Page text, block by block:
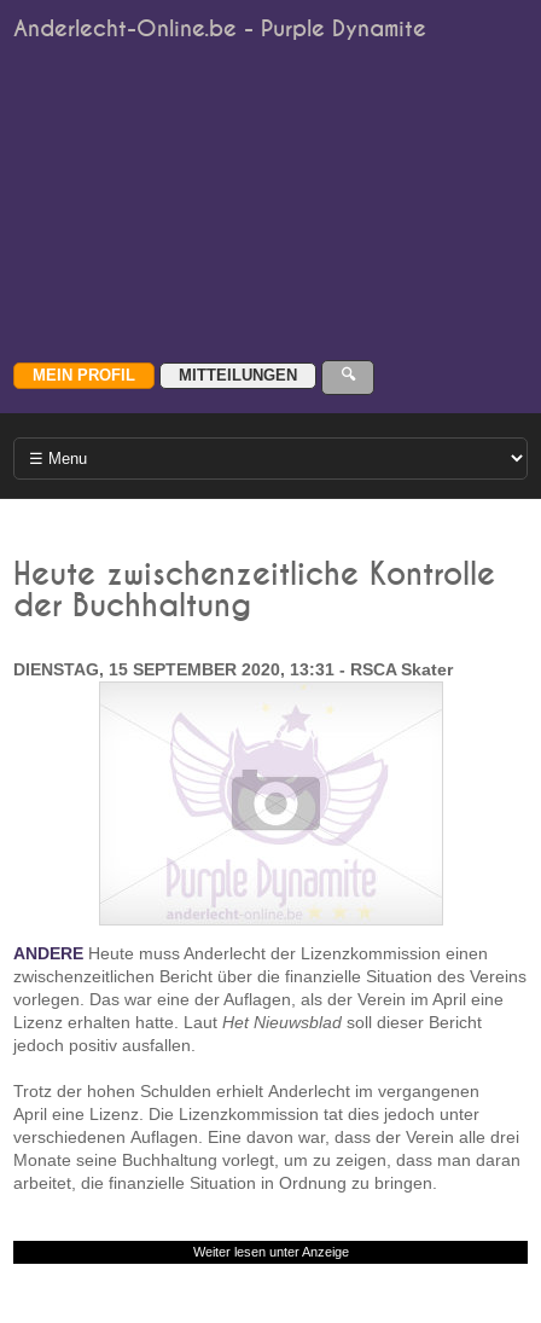
Anderlecht-Online.be - Purple Dynamite
Heute zwischenzeitliche Kontrolle
der Buchhaltung
DIENSTAG, 15 SEPTEMBER 2020, 13:31 - RSCA Skater
ANDERE Heute muss Anderlecht der Lizenzkommission einen
zwischenzeitlichen Bericht über die finanzielle Situation des Vereins
vorlegen. Das war eine der Auflagen, als der Verein im April eine
Lizenz erhalten hatte. LautHet Nieuwsblad soll dieser Bericht
jedoch positiv ausfallen.
Trotz der hohen Schulden erhielt Anderlecht im vergangenen
April eine Lizenz. Die Lizenzkommission tat dies jedoch unter
verschiedenen Auflagen. Eine davon war, dass der Verein alle drei
Monate seine Buchhaltung vorlegt, um zu zeigen, dass man daran
arbeitet, die finanzielle Situation in Ordnung zu bringen.
Weiter lesen unter Anzeige